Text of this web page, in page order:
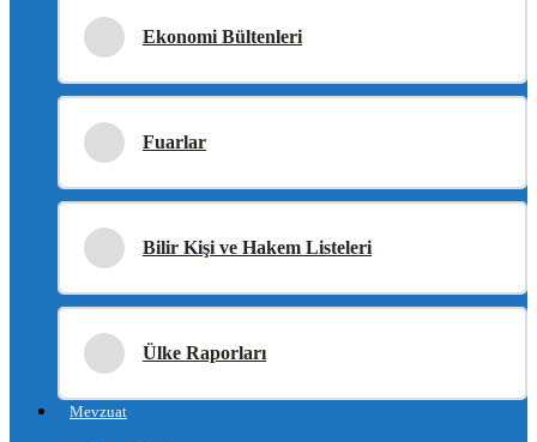
Ekonomi Bültenleri
Fuarlar
Bilir Kişi ve Hakem Listeleri
Ülke Raporları
Mevzuat